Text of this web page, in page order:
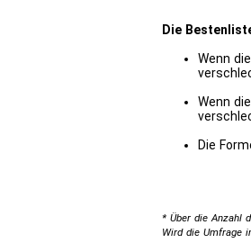
Die
Wenn
Wenn
Die
* Über die Anzahl
Wird die Umfrage